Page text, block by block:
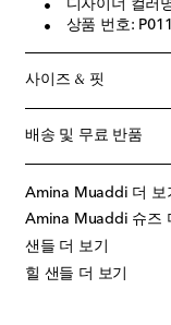
디자이너 컬러
상품 번호:
사이즈 & 핏
배송 및 무료 반품
Amina Muaddi 더 보
Amina Muaddi 슈즈
샌들 더 보기
힐 샌들 더 보기